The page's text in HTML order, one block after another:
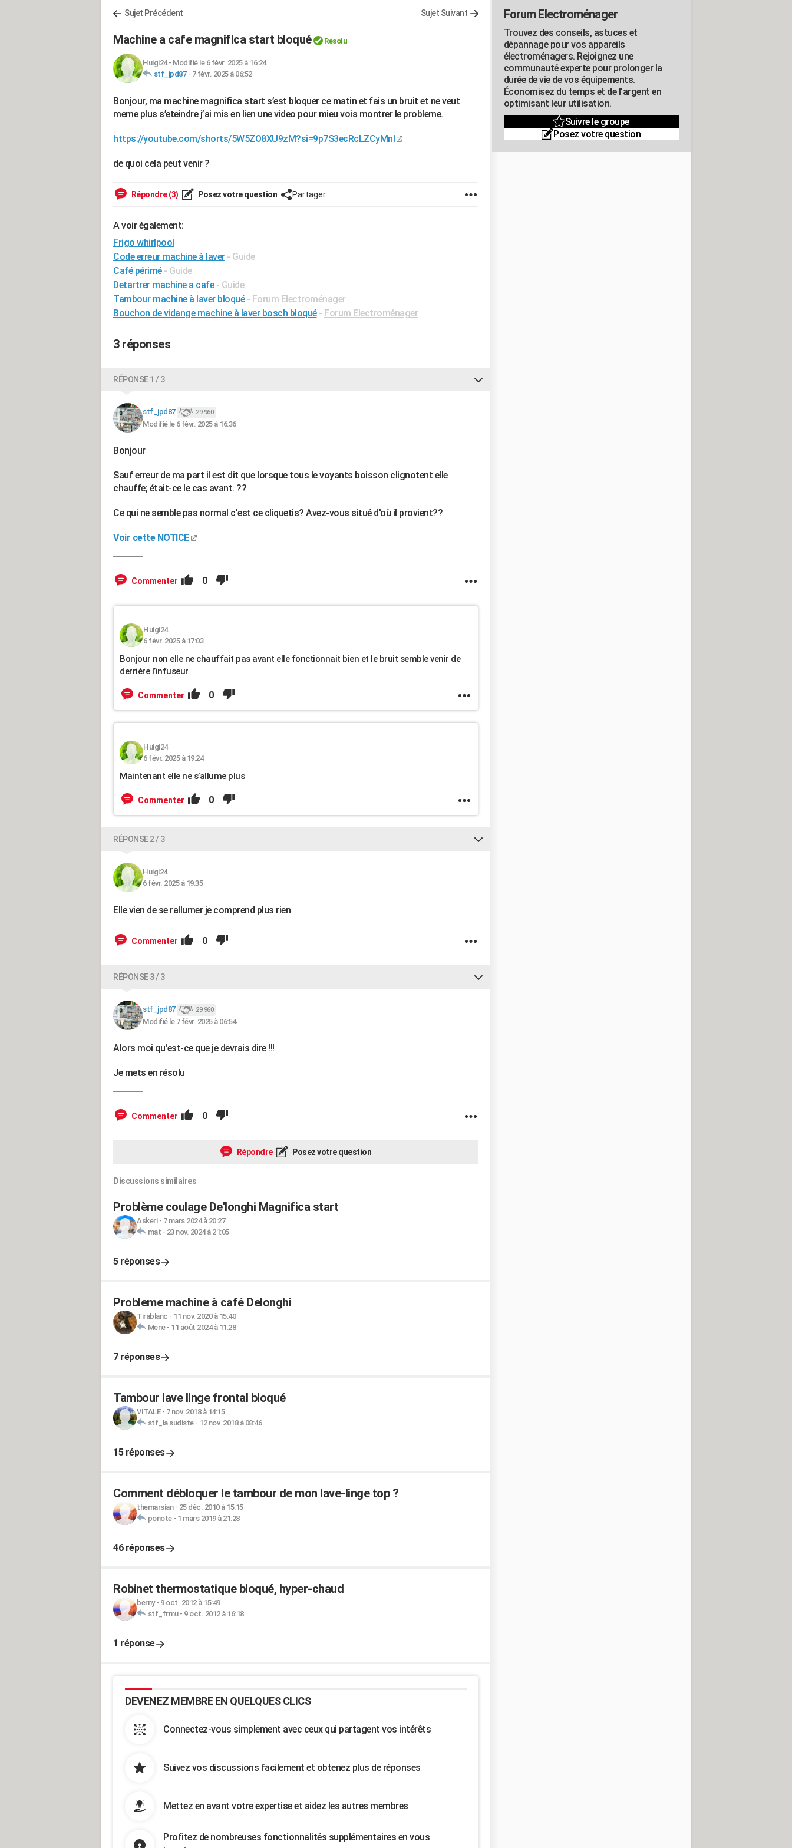
Sujet Précédent Sujet Suivant
Machine a cafe magnifica start bloqué Résolu
Huigi24- Modifié le 6 févr. 2025 à 16:24
stf_jpd87- 7 févr. 2025 à 06:52
Bonjour, ma machine magnifica start s’est bloquer ce matin et fais un bruit et ne veut
meme plus s’eteindre j’ai mis en lien une video pour mieu vois montrer le probleme.
https://youtube.com/shorts/5W5ZO8XU9zM?si=9p7S3ecRcLZCyMnI
de quoi cela peut venir ?
Répondre (3) Posez votre question Partager
A voir également:
Frigo whirlpool
Code erreur machine à laver - Guide
Café périmé - Guide
Detartrer machine a cafe - Guide
Tambour machine à laver bloqué - Forum Electroménager
Bouchon de vidange machine à laver bosch bloqué - Forum Electroménager
3 réponses
RÉPONSE 1 / 3
stf_jpd87 29 960
Modifié le 6 févr. 2025 à 16:36
Bonjour
Sauf erreur de ma part il est dit que lorsque tous le voyants boisson clignotent elle
chauffe; était-ce le cas avant. ??
Ce qui ne semble pas normal c'est ce cliquetis? Avez-vous situé d'où il provient??
Voir cette NOTICE
Commenter 0
Huigi24
6 févr. 2025 à 17:03
Bonjour non elle ne chauffait pas avant elle fonctionnait bien et le bruit semble venir de
derrière l’infuseur
Commenter 0
Huigi24
6 févr. 2025 à 19:24
Maintenant elle ne s’allume plus
Commenter 0
RÉPONSE 2 / 3
Huigi24
6 févr. 2025 à 19:35
Elle vien de se rallumer je comprend plus rien
Commenter 0
RÉPONSE 3 / 3
stf_jpd87 29 960
Modifié le 7 févr. 2025 à 06:54
Alors moi qu'est-ce que je devrais dire !!!
Je mets en résolu
Commenter 0
Répondre Posez votre question
Discussions similaires
Problème coulage De'longhi Magnifica start
Askeri- 7 mars 2024 à 20:27
mat - 23 nov. 2024 à 21:05
5 réponses
Probleme machine à café Delonghi
Tirablanc - 11 nov. 2020 à 15:40
Mene- 11 août 2024 à 11:28
7 réponses
Tambour lave linge frontal bloqué
VITALE- 7 nov. 2018 à 14:15
stf_la sudiste- 12 nov. 2018 à 08:46
15 réponses
Comment débloquer le tambour de mon lave-linge top ?
themarsian- 25 déc. 2010 à 15:15
ponote- 1 mars 2019 à 21:28
46 réponses
Robinet thermostatique bloqué, hyper-chaud
berny- 9 oct. 2012 à 15:49
stf_frmu- 9 oct. 2012 à 16:18
1 réponse
DEVENEZ MEMBRE EN QUELQUES CLICS
Connectez-vous simplement avec ceux qui partagent vos intérêts
Suivez vos discussions facilement et obtenez plus de réponses
Mettez en avant votre expertise et aidez les autres membres
Profitez de nombreuses fonctionnalités supplémentaires en vous
Forum Electroménager
Trouvez des conseils, astuces et
dépannage pour vos appareils
électroménagers. Rejoignez une
communauté experte pour prolonger la
durée de vie de vos équipements.
Économisez du temps et de l'argent en
optimisant leur utilisation.
Suivre le groupe
Posez votre question